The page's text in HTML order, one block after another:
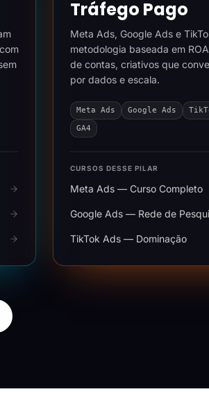
Tráfego Pago
Meta Ads, Google Ads e
metodologia baseada em
de contas, criativos que
por dados e escala.
Meta Ads Google Ads
GA4
CURSOS DESSE PILAR
Meta Ads — Curso Completo
Google Ads — Rede de
TikTok Ads — Dominação